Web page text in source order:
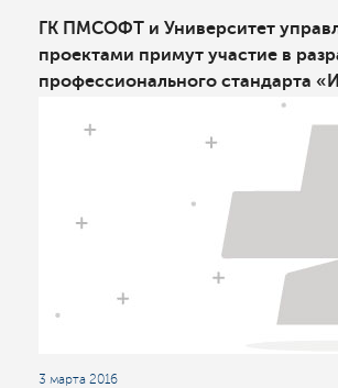
ГК ПМСОФТ и Университет
проектами примут участие в
профессионального стандарта
консультант в строительстве»
3 марта 2016